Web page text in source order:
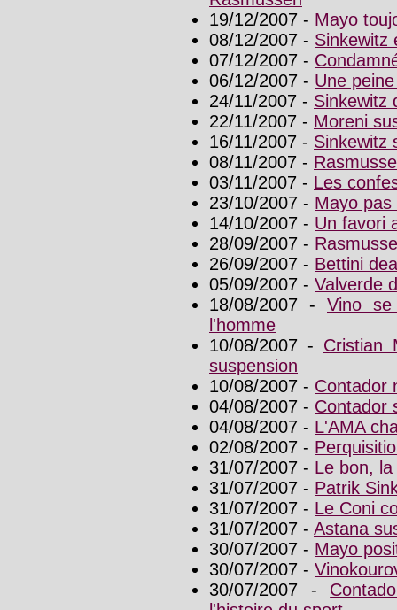
19/12/2007 - Mayo
08/12/2007 - Sinkewitz
07/12/2007 -
06/12/2007 - Une
24/11/2007 - Sinkewitz
22/11/2007 - Moreni
16/11/2007 - Sinkewitz
08/11/2007 -
03/11/2007 - Les
23/10/2007 - Mayo
14/10/2007 - Un favori
28/09/2007 -
26/09/2007 - Bettini
05/09/2007 - Valverde
18/08/2007 - Vino
l'homme
10/08/2007 - Cristian
suspension
10/08/2007 - Contador
04/08/2007 - Contador
04/08/2007 - L'AMA
02/08/2007 -
31/07/2007 - Le bon,
31/07/2007 - Patrik
31/07/2007 - Le Coni
31/07/2007 - Astana
30/07/2007 - Mayo
30/07/2007 -
30/07/2007 -